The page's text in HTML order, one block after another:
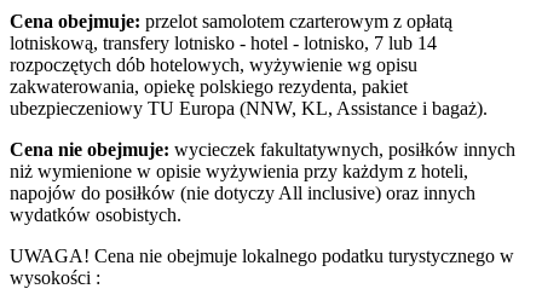
Cena obejmuje: przelot samolotem czarterowym z opłatą
lotniskową, transfery lotnisko - hotel - lotnisko, 7 lub 14
rozpoczętych dób hotelowych, wyżywienie wg opisu
zakwaterowania, opiekę polskiego rezydenta, pakiet
ubezpieczeniowy TU Europa (NNW, KL, Assistance i bagaż).
Cena nie obejmuje: wycieczek fakultatywnych, posiłków innych
niż wymienione w opisie wyżywienia przy każdym z hoteli,
napojów do posiłków (nie dotyczy All inclusive) oraz innych
wydatków osobistych.
UWAGA! Cena nie obejmuje lokalnego podatku turystycznego w
wysokości :